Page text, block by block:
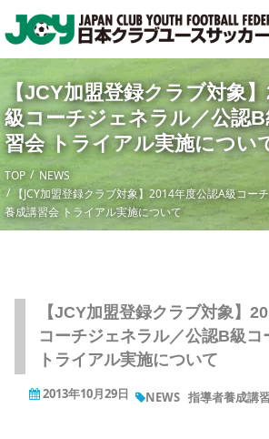
【JCY加盟登録クラブ対象
級コーチジェネラル／公認
習会 トライアル実施につい
TOP
NEWS
【JCY加盟登録クラブ対象】2014年度公認A級コー
養成講習会 トライアル実施について
【JCY加盟登録クラブ対象】
コーチジェネラル／公認B級コ
トライアル実施について
2013年10月29日 NEWS 指導者養成講